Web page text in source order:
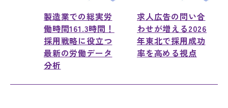
製造業での総実労
働時間161.3時間！
採用戦略に役立つ
最新の労働データ
分析
求人広告の問い合
わせが増える2026
年東北で採用成功
率を高める視点